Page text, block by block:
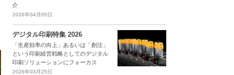
介
2026年04月05日
デジタル印刷特集 2026
「生産効率の向上」あるいは「創注」
という印刷経営戦略としてのデジタル
印刷ソリューションにフォーカス
2026年03月25日